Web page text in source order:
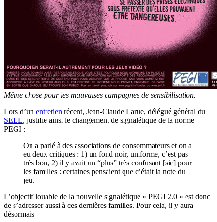
Même chose pour les mauvaises campagnes de sensibilisation.
Lors d’un entretien récent, Jean-Claude Larue, délégué général du
SELL, justifie ainsi le changement de signalétique de la norme
PEGI :
On a parlé à des associations de consommateurs et on a
eu deux critiques : 1) un fond noir, uniforme, c’est pas
très bon, 2) il y avait un “plus” très confusant [sic] pour
les familles : certaines pensaient que c’était la note du
jeu.
L’objectif louable de la nouvelle signalétique « PEGI 2.0 » est donc
de s’adresser aussi à ces dernières familles. Pour cela, il y aura
désormais